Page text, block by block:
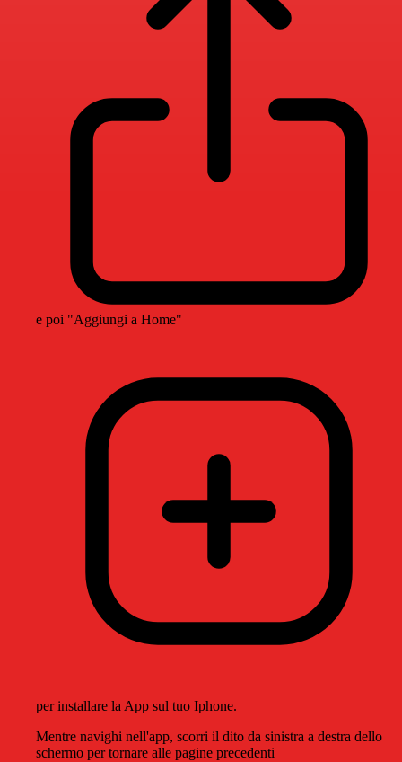
e poi "Aggiungi a Home"
per installare la App sul tuo Iphone.
Mentre navighi nell'app, scorri il dito da sinistra a destra dello
schermo per tornare alle pagine precedenti